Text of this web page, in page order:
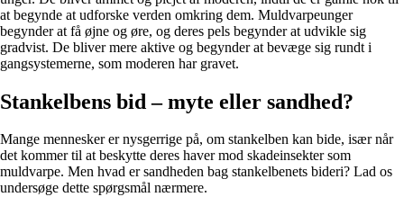
at begynde at udforske verden omkring dem. Muldvarpeunger
begynder at få øjne og øre, og deres pels begynder at udvikle sig
gradvist. De bliver mere aktive og begynder at bevæge sig rundt i
gangsystemerne, som moderen har gravet.
Stankelbens bid – myte eller sandhed?
Mange mennesker er nysgerrige på, om stankelben kan bide, især når
det kommer til at beskytte deres haver mod skadeinsekter som
muldvarpe. Men hvad er sandheden bag stankelbenets bideri? Lad os
undersøge dette spørgsmål nærmere.